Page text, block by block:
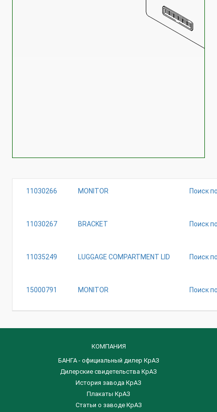
11030266 MONITOR Поиск
11030267 BRACKET Поиск
11035249 LUGGAGE COMPARTMENT LID Поиск
15000791 MONITOR Поиск
КОМПАНИЯ
БАНГА - официальный дилер КрАЗ
Дилерские свидетельства КрАЗ
История завода КрАЗ
Плакаты КрАЗ
Статьи о заводе КрАЗ